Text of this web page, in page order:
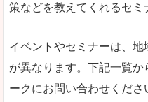
策などを教えてくれるセミ
イベントやセミナーは、
が異なります。下記一覧
ークにお問い合わせくださ